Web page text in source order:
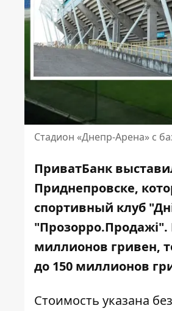
Стадион «Днепр-Арена» с
ПриватБанк
Приднепровске,
спортивный клуб
"Прозорро.Продажі".
миллионов гривен,
до 150 миллионов
Стоимость указана